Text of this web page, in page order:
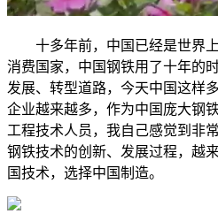
十多年前，中国已经是世界上
消费国家，中国钢铁用了十年的
发展、转型道路，今天中国这样
企业越来越多，作为中国庞大钢
工程技术人员，我自己感觉到非
钢铁技术的创新、发展过程，越
国技术，选择中国制造。